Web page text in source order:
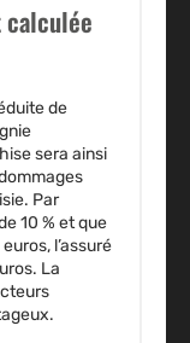
calculée
de
sera ainsi
Par
10 % et que
l’assuré
La